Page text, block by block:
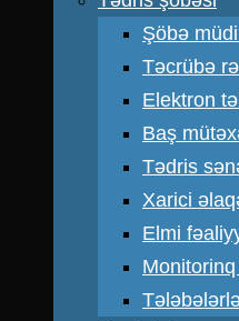
Şöbə
Təcrübə
Elektron
Baş
Tədris
Xarici
Elmi